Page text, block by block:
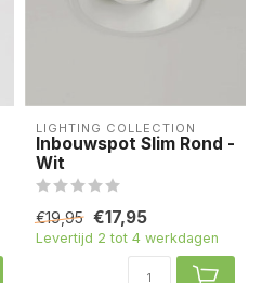
LIGHTING COLLECTION
Inbouwspot Slim Rond -
Wit
€19,95 €17,95
Levertijd 2 tot 4 werkdagen